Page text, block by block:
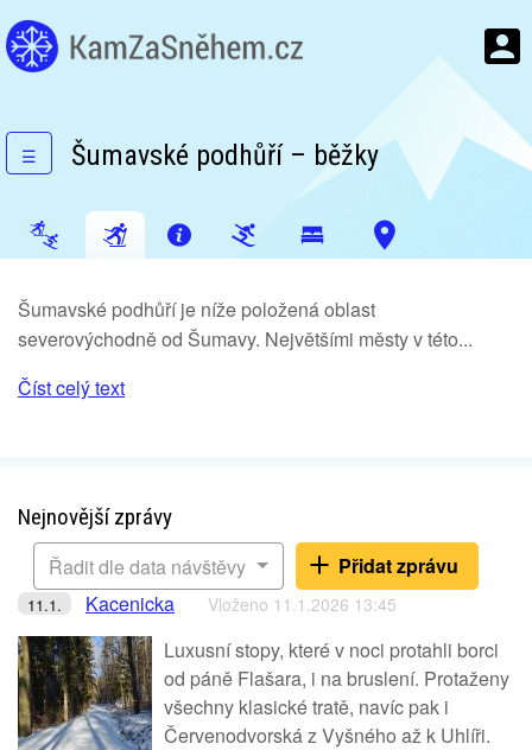
☰ Šumavské podhůří – běžky
Šumavské podhůří je níže položená oblast
severovýchodně od Šumavy. Největšími městy v této...
Číst celý text
Nejnovější zprávy
Řadit dle data návštěvy
Přidat zprávu
11.1. Kacenicka Vloženo 11.1.2026 13:45
Luxusní stopy, které v noci protahli borci
od páně Flašara, i na bruslení. Protaženy
všechny klasické tratě, navíc pak i
Červenodvorská z Vyšného až k Uhlíři.